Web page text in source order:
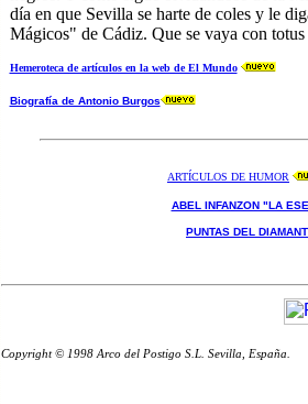
día en que Sevilla se harte de coles y le
Mágicos" de Cádiz. Que se vaya con totus
Hemeroteca de artículos en la web de El Mundo
Biografía de Antonio Burgos
ARTÍCULOS DE HUMOR
ABEL INFANZON "LA
PUNTAS DEL
Copyright © 1998 Arco del Postigo S.L. Sevilla, España.